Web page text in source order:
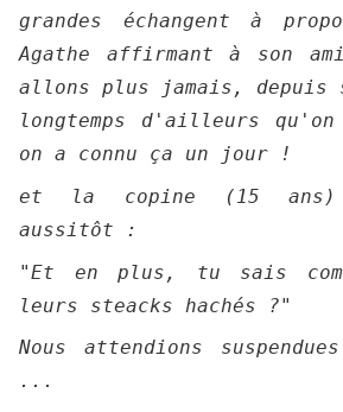
grandes échangent à
Agathe affirmant à son
allons plus jamais, depuis
longtemps d'ailleurs qu'on
on a connu ça un jour !
et la copine (15 ans)
aussitôt :
"Et en plus, tu sais
leurs steacks hachés ?"
Nous attendions
...